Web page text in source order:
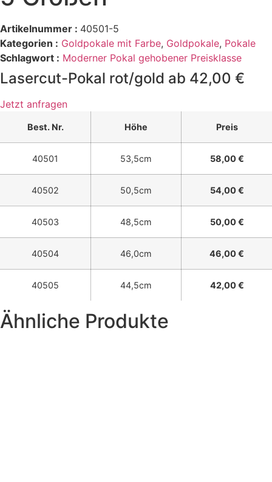
Artikelnummer : 40501-5
Kategorien : Goldpokale mit Farbe, Goldpokale, Pokale
Schlagwort : Moderner Pokal gehobener Preisklasse
Lasercut-Pokal rot/gold ab 42,00 €
Jetzt anfragen
Best. Nr. Höhe Preis
40501 53,5cm 58,00 €
40502 50,5cm 54,00 €
40503 48,5cm 50,00 €
40504 46,0cm 46,00 €
40505 44,5cm 42,00 €
Ähnliche Produkte